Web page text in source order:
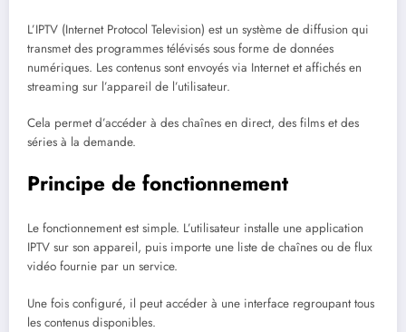
L’IPTV (Internet Protocol Television) est un système de diffusion qui
transmet des programmes télévisés sous forme de données
numériques. Les contenus sont envoyés via Internet et affichés en
streaming sur l’appareil de l’utilisateur.
Cela permet d’accéder à des chaînes en direct, des films et des
séries à la demande.
Principe de fonctionnement
Le fonctionnement est simple. L’utilisateur installe une application
IPTV sur son appareil, puis importe une liste de chaînes ou de flux
vidéo fournie par un service.
Une fois configuré, il peut accéder à une interface regroupant tous
les contenus disponibles.